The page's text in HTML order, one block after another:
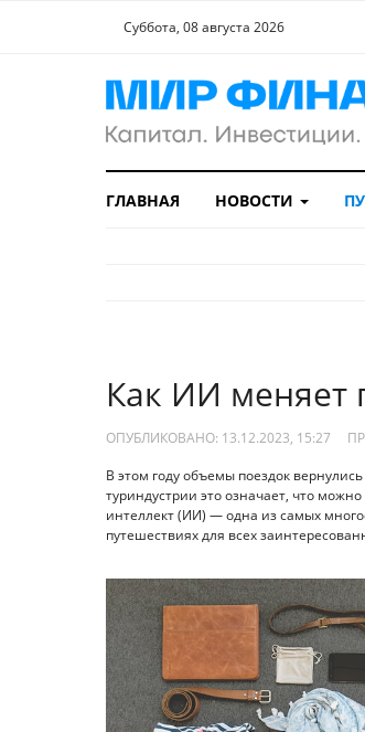
Суббота, 08 августа 2026
ГЛАВНАЯ НОВОСТИ
Как ИИ меняет
ОПУБЛИКОВАНО: 13.12.2023, 15:27
В этом году объемы поездок
туриндустрии это означает, что
интеллект (ИИ) — одна из самых
путешествиях для всех